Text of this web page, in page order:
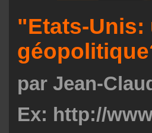
"Etats-
par Jean-
Ex: http://